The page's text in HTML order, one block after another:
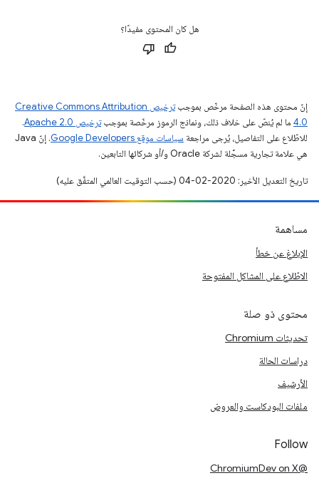
هل كان المحتوى مفيدًا؟
إنّ محتوى هذه الصفحة مرخّص بموجب
ترخيص Creative Commons Attribution
4.0‏ ما لم يُنصّ على خلاف ذلك، ونماذج الرموز مرخّصة بموجبترخيص Apache 2.0‏
.
للاطّلاع على التفاصيل، يُرجى مراجعة سياسات موقع Google Developers‏
. إنّ Java
هي علامة تجارية مسجَّلة لشركة Oracle و/أو شركائها التابعين.
تاريخ التعديل الأخير: 2020-02-04 (حسب التوقيت العالمي المتفَّق عليه)
مساهمة
الإبلاغ عن خطأ
الاطّلاع على المشاكل المفتوحة
محتوى ذو صلة
تحديثات Chromium
دراسات الحالة
الأرشيف
ملفات البودكاست والعروض
Follow
@ChromiumDev on X